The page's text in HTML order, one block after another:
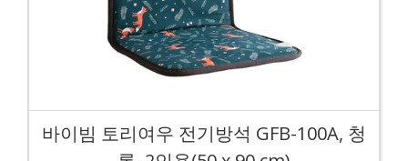
바이빔 토리여우 전기방석 GFB-100A, 청